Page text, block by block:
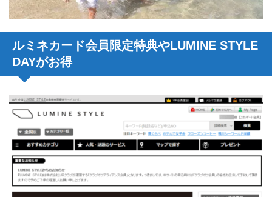
ルミネカード会員限定特典やLUMINE STYLE
DAYがお得